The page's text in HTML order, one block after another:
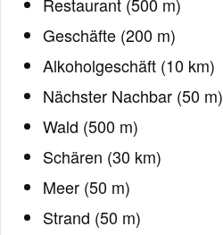
Geschäfte (200 m)
Alkoholgeschäft (10 km)
Nächster Nachbar (50 m)
Wald (500 m)
Schären (30 km)
Meer (50 m)
Strand (50 m)